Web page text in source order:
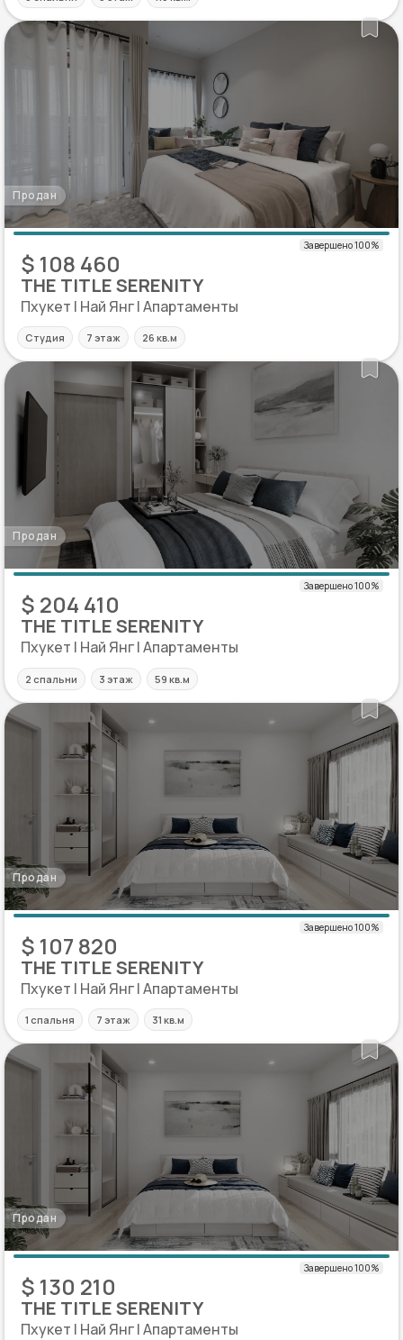
Продан
$ 108 460
THE TITLE SERENITY
Пхукет | Най Янг | Апартаменты
Студия 7 этаж 26 кв.м
Продан
$ 204 410
THE TITLE SERENITY
Пхукет | Най Янг | Апартаменты
2 спальни 3 этаж 59 кв.м
Продан
$ 107 820
THE TITLE SERENITY
Пхукет | Най Янг | Апартаменты
1 спальня 7 этаж 31 кв.м
Продан
$ 130 210
THE TITLE SERENITY
Пхукет | Най Янг | Апартаменты